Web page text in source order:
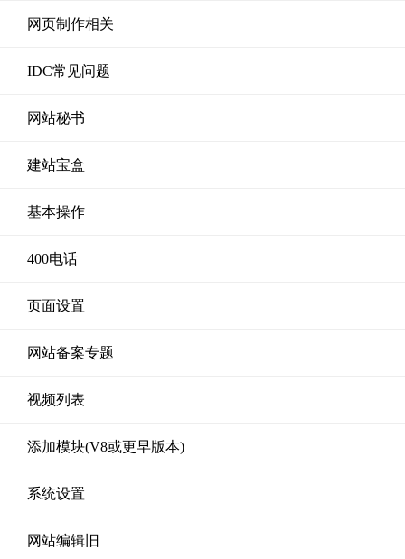
网页制作相关
IDC常见问题
网站秘书
建站宝盒
基本操作
400电话
页面设置
网站备案专题
视频列表
添加模块(V8或更早版本)
系统设置
网站编辑旧